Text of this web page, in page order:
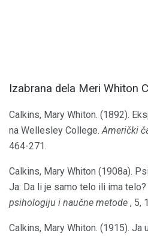
Izabrana dela Meri Whiton
Calkins, Mary Whiton. (1892).
na Wellesley College.Američki
464-271.
Calkins, Mary Whiton (1908a).
Ja: Da li je samo telo ili ima telo?
psihologiju i naučne metode , 5,
Calkins, Mary Whiton. (1915). Ja